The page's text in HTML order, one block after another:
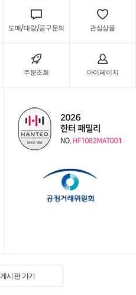
도매/대량/공구문의 관심상품
주문조회 마이페이지
시판 가기